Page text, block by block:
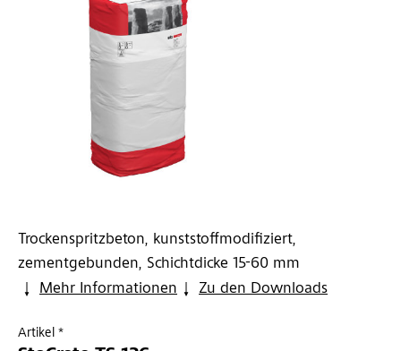
Trockenspritzbeton, kunststoffmodifiziert,
zementgebunden, Schichtdicke 15-60 mm
Mehr Informationen
Zu den Downloads
Artikel *